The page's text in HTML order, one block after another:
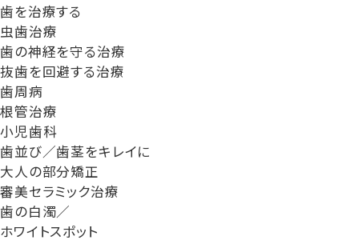
歯を治療する
虫歯治療
歯の神経を守る治療
抜歯を回避する治療
歯周病
根管治療
小児歯科
歯並び／歯茎をキレイに
大人の部分矯正
審美セラミック治療
歯の白濁／
ホワイトスポット